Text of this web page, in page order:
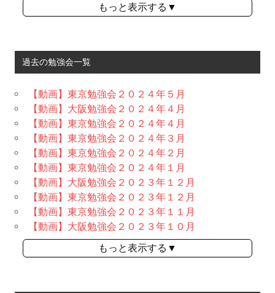
もっと表示する▼
過去の勉強会一覧
【動画】東京勉強会２０２４年５月
【動画】大阪勉強会２０２４年４月
【動画】東京勉強会２０２４年４月
【動画】東京勉強会２０２４年３月
【動画】東京勉強会２０２４年２月
【動画】東京勉強会２０２４年１月
【動画】大阪勉強会２０２３年１２月
【動画】東京勉強会２０２３年１２月
【動画】東京勉強会２０２３年１１月
【動画】大阪勉強会２０２３年１０月
もっと表示する▼